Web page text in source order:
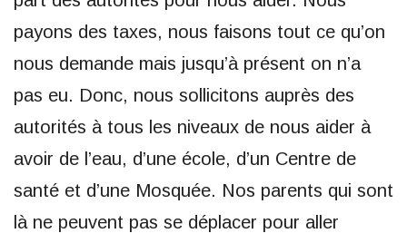
payons des taxes, nous faisons tout ce qu’on
nous demande mais jusqu’à présent on n’a
pas eu. Donc, nous sollicitons auprès des
autorités à tous les niveaux de nous aider à
avoir de l’eau, d’une école, d’un Centre de
santé et d’une Mosquée. Nos parents qui sont
là ne peuvent pas se déplacer pour aller